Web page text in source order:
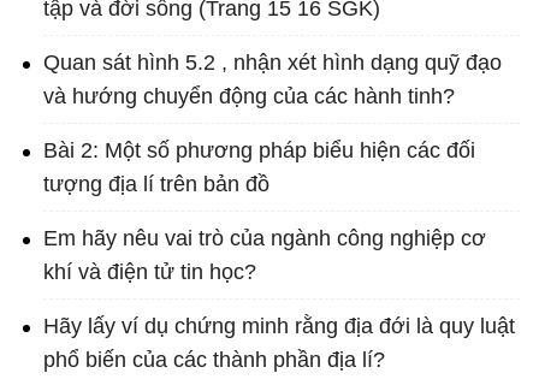
tập và đời sống (Trang 15 16 SGK)
Quan sát hình 5.2 , nhận xét hình dạng quỹ đạo
và hướng chuyển động của các hành tinh?
Bài 2: Một số phương pháp biểu hiện các đối
tượng địa lí trên bản đồ
Em hãy nêu vai trò của ngành công nghiệp cơ
khí và điện tử tin học?
Hãy lấy ví dụ chứng minh rằng địa đới là quy luật
phổ biến của các thành phần địa lí?